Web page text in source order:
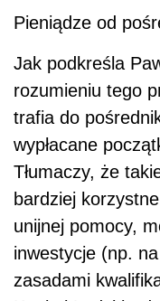
Pieniądze od
Jak podkreśla
rozumieniu tego
trafia do
wypłacane
Tłumaczy, że
bardziej
unijnej pomocy,
inwestycje (np.
zasadami